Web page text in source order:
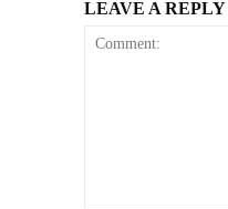
LEAVE A REPLY